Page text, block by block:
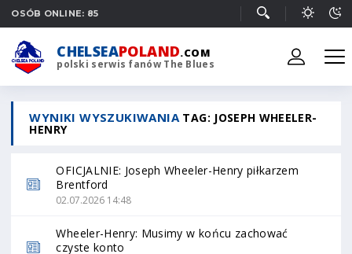
OSÓB ONLINE: 85
CHELSEAPOLAND.COM
polski serwis fanów The Blues
WYNIKI WYSZUKIWANIA TAG: JOSEPH WHEELER-
HENRY
OFICJALNIE: Joseph Wheeler-Henry piłkarzem
Brentford
02.07.2026 14:48
Wheeler-Henry: Musimy w końcu zachować
czyste konto